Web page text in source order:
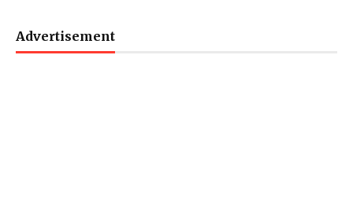
Advertisement